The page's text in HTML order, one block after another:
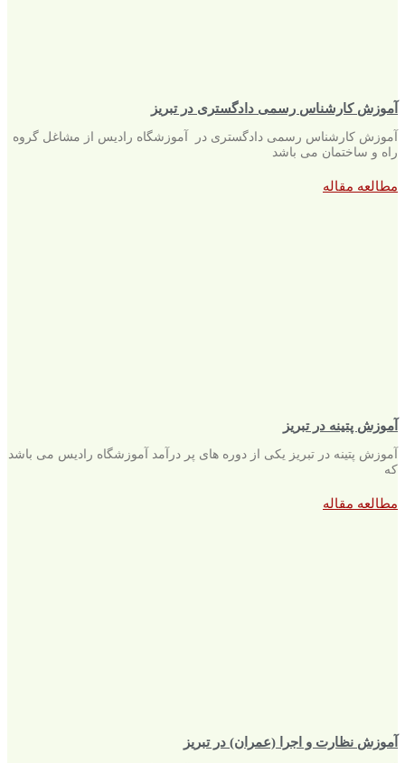
آموزش کارشناس رسمی دادگستری در تبریز
آموزش کارشناس رسمی دادگستری در آموزشگاه رادیس از مشاغل گروه
راه و ساختمان می باشد
مطالعه مقاله
آموزش پتینه در تبریز
آموزش پتینه در تبریز یکی از دوره های پر درآمد آموزشگاه رادیس می باشد
که
مطالعه مقاله
آموزش نظارت و اجرا (عمران) در تبریز